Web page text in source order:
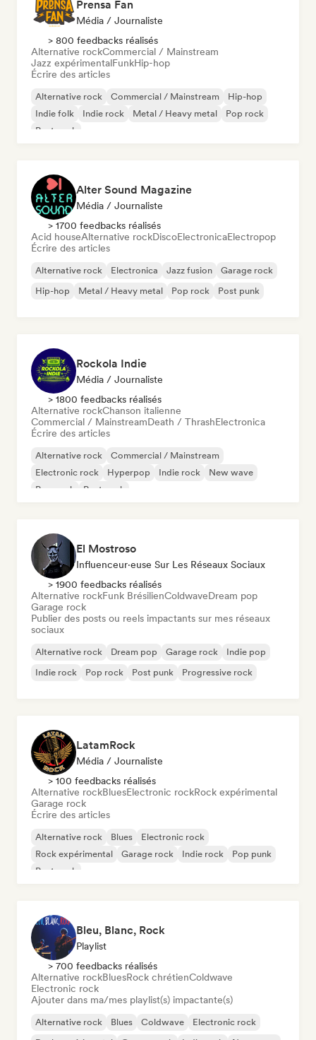
Prensa Fan
Média / Journaliste
> 800 feedbacks réalisés
Alternative rockCommercial / Mainstream
Jazz expérimentalFunkHip-hop
Écrire des articles
Alternative rock Commercial / Mainstream
Hip-hop
Indie folk
Indie rock Metal / Heavy metal
Pop rock
Post punk
Alter Sound Magazine
Média / Journaliste
> 1700 feedbacks réalisés
Acid houseAlternative rockDiscoElectronicaElectropop
Écrire des articles
Alternative rock Electronica Jazz fusion
Garage rock
Hip-hop
Metal / Heavy metal Pop rock Post punk
Rockola Indie
Média / Journaliste
> 1800 feedbacks réalisés
Alternative rockChanson italienne
Commercial / MainstreamDeath / ThrashElectronica
Écrire des articles
Alternative rock
Commercial / Mainstream
Electronic rock
Hyperpop Indie rock
New wave
Pop punk
Post punk
El Mostroso
Influenceur·euse Sur Les Réseaux Sociaux
> 1900 feedbacks réalisés
Alternative rockFunk BrésilienColdwaveDream pop
Garage rock
Publier des posts ou reels impactants sur mes réseaux
sociaux
Alternative rock Dream pop Garage rock
Indie pop
Indie rock
Pop rock Post punk Progressive rock
LatamRock
Média / Journaliste
> 100 feedbacks réalisés
Alternative rockBluesElectronic rockRock expérimental
Garage rock
Écrire des articles
Alternative rock Blues
Electronic rock
Rock expérimental
Garage rock Indie rock
Pop punk
Post punk
Bleu, Blanc, Rock
Playlist
> 700 feedbacks réalisés
Alternative rockBluesRock chrétienColdwave
Electronic rock
Ajouter dans ma/mes playlist(s) impactante(s)
Alternative rock Blues Coldwave
Electronic rock